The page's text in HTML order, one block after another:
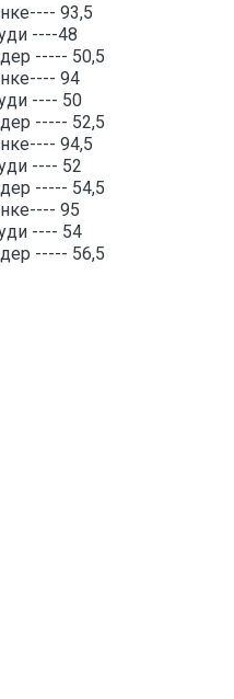
93,5
----48
----- 50,5
94
---- 50
----- 52,5
94,5
---- 52
----- 54,5
95
---- 54
----- 56,5